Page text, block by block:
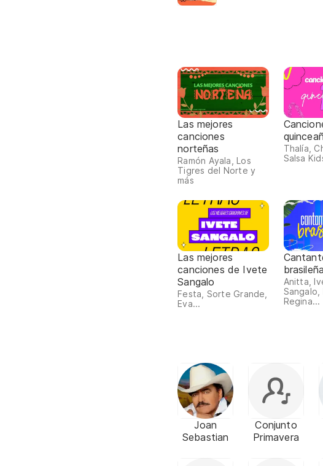
Las mejores
canciones
norteñas
Ramón Ayala, Los
Tigres del Norte y
más
Thalía,
Salsa
Las mejores
canciones de Ivete
Sangalo
Festa, Sorte Grande,
Eva...
Anitta,
Sangalo,
Regina...
Joan
Sebastian
Conjunto
Primavera